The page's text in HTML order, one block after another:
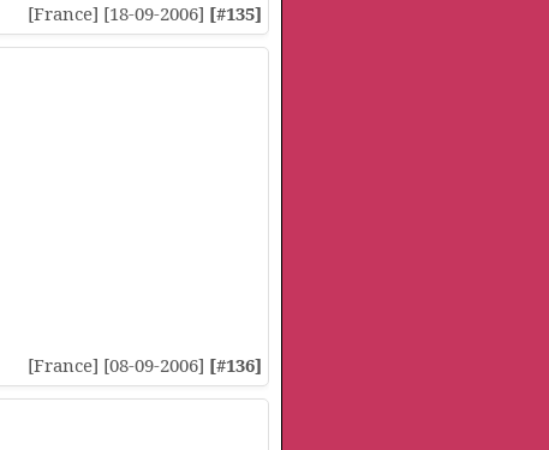
[France] [18-09-2006] [#135]
[France] [08-09-2006] [#136]